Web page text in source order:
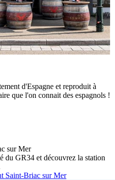
d'Espagne et reproduit à
que l'on connait des espagnols !
sur Mer
du GR34 et découvrez la station
Saint-Briac sur Mer